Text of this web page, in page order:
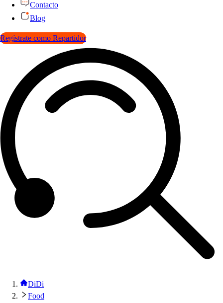
Contacto
Blog
Regístrate como Repartidor
DiDi
Food